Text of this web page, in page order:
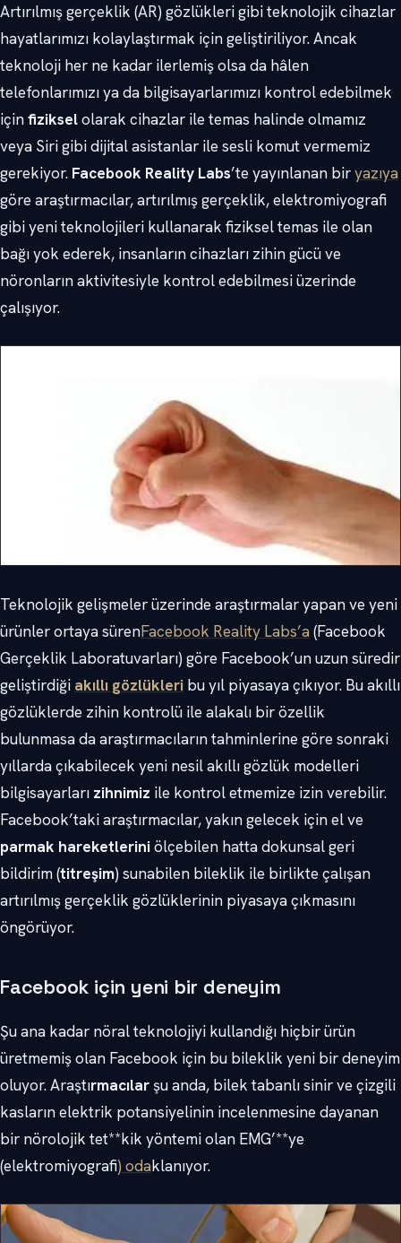
Artırılmış gerçeklik (AR) gözlükleri gibi teknolojik cihazlar
hayatlarımızı kolaylaştırmak için geliştiriliyor. Ancak
teknoloji her ne kadar ilerlemiş olsa da hâlen
telefonlarımızı ya da bilgisayarlarımızı kontrol edebilmek
içinfizikselolarak cihazlar ile temas halinde olmamız
veya Siri gibi dijital asistanlar ile sesli komut vermemiz
gerekiyor. Facebook Reality Labs’te yayınlanan biryazıya
göre araştırmacılar, artırılmış gerçeklik, elektromiyografi
gibi yeni teknolojileri kullanarak fiziksel temas ile olan
bağı yok ederek, insanların cihazları zihin gücü ve
nöronların aktivitesiyle kontrol edebilmesi üzerinde
çalışıyor.
Teknolojik gelişmeler üzerinde araştırmalar yapan ve yeni
ürünler ortaya sürenFacebook Reality Labs’a (Facebook
Gerçeklik Laboratuvarları) göre Facebook’un uzun süredir
geliştirdiği akıllı gözlükleri bu yıl piyasaya çıkıyor. Bu akıllı
gözlüklerde zihin kontrolü ile alakalı bir özellik
bulunmasa da araştırmacıların tahminlerine göre sonraki
yıllarda çıkabilecek yeni nesil akıllı gözlük modelleri
bilgisayarları zihnimiz ile kontrol etmemize izin verebilir.
Facebook’taki araştırmacılar, yakın gelecek için el ve
parmak hareketleriniölçebilen hatta dokunsal geri
bildirim (titreşim) sunabilen bileklik ile birlikte çalışan
artırılmış gerçeklik gözlüklerinin piyasaya çıkmasını
öngörüyor.
Facebook için yeni bir deneyim
Şu ana kadar nöral teknolojiyi kullandığı hiçbir ürün
üretmemiş olan Facebook için bu bileklik yeni bir deneyim
oluyor. Araştırmacılarşu anda, bilek tabanlı sinir ve çizgili
kasların elektrik potansiyelinin incelenmesine dayanan
bir nörolojik tet**kik yöntemi olan EMG’**ye
(elektromiyografi) odaklanıyor.